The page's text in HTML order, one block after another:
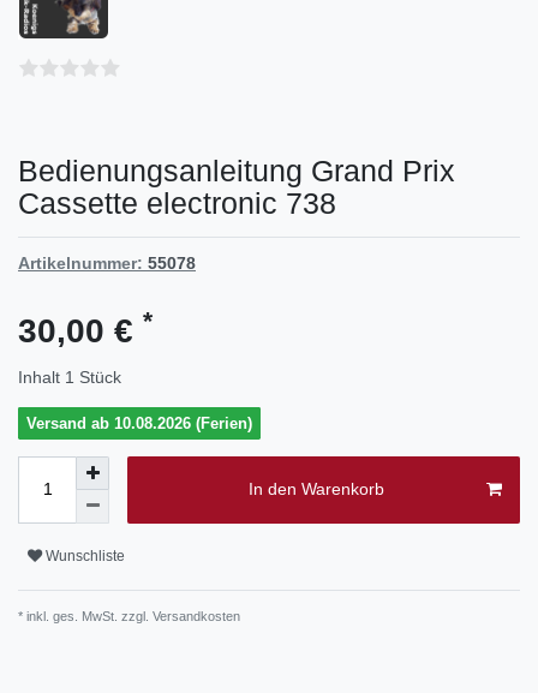
Bedienungsanleitung Grand Prix
Cassette electronic 738
Artikelnummer: 55078
30,00 € *
Inhalt 1 Stück
Versand ab 10.08.2026 (Ferien)
In den Warenkorb
Wunschliste
* inkl. ges. MwSt. zzgl. Versandkosten